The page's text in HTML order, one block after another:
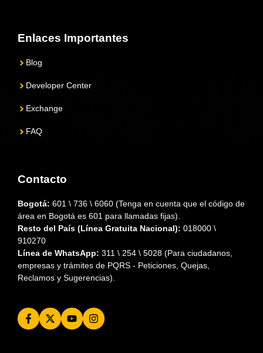
Enlaces Importantes
Blog
Developer Center
Exchange
FAQ
Contacto
Bogotá: 601 \ 736 \ 6060 (Tenga en cuenta que el código de
área en Bogotá es 601 para llamadas fijas).
Resto del País (Línea Gratuita Nacional): 018000 \
910270
Línea de WhatsApp: 311 \ 254 \ 5028 (Para ciudadanos,
empresas y trámites de PQRS - Peticiones, Quejas,
Reclamos y Sugerencias).